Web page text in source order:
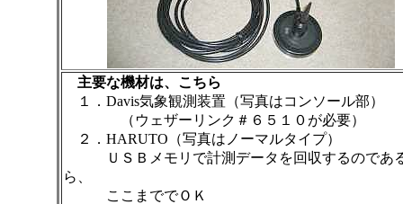
主要な機材は、こちら
１．Davis気象観測装置（写真はコンソール部）
（ウェザーリンク＃６５１０が必要）
２．HARUTO（写真はノーマルタイプ）
ＵＳＢメモリで計測データを回収するのであ
ら、
ここまででＯＫ